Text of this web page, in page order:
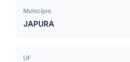
Município
JAPURA
UF